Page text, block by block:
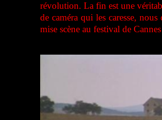
révolution. La fin est une
de caméra qui les caresse,
mise scène au festival de